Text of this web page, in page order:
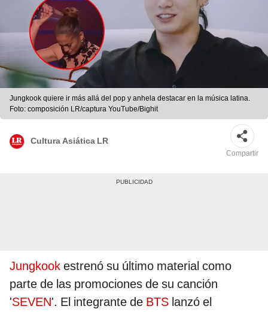
Jungkook quiere ir más allá del pop y anhela destacar en la música latina.
Foto: composición LR/captura YouTube/Bighit
Cultura Asiática LR
Compartir
Jungkook estrenó su último material como
parte de las promociones de su canción
'SEVEN'. El integrante de BTS lanzó el